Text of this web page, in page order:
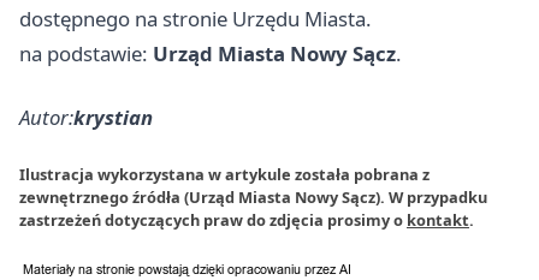
dostępnego na stronie Urzędu Miasta.
na podstawie: Urząd Miasta Nowy Sącz.
Autor:krystian
Ilustracja wykorzystana w artykule została pobrana z
zewnętrznego źródła (Urząd Miasta Nowy Sącz). W przypadku
zastrzeżeń dotyczących praw do zdjęcia prosimy o kontakt.